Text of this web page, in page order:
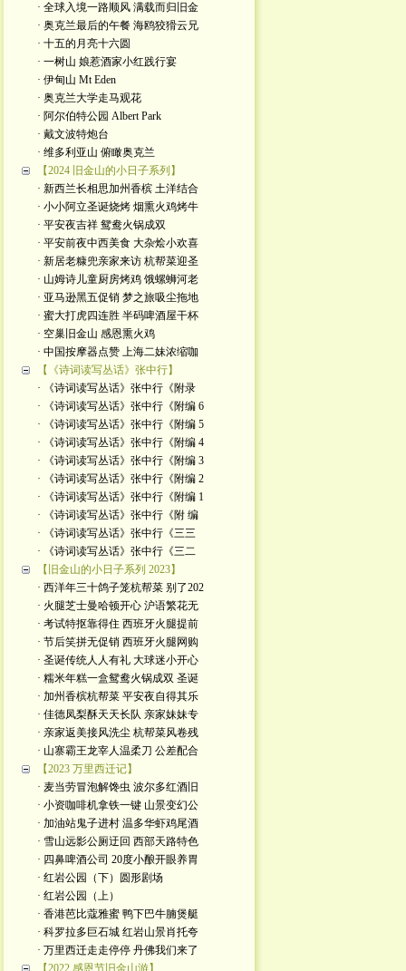
· 全球入境一路顺风 满载而归旧金
· 奥克兰最后的午餐 海鸥狡猾云兄
· 十五的月亮十六圆
· 一树山 娘惹酒家小红践行宴
· 伊甸山 Mt Eden
· 奥克兰大学走马观花
· 阿尔伯特公园 Albert Park
· 戴文波特炮台
· 维多利亚山 俯瞰奥克兰
【2024 旧金山的小日子系列】
· 新西兰长相思加州香槟 土洋结合
· 小小阿立圣诞烧烤 烟熏火鸡烤牛
· 平安夜吉祥 鸳鸯火锅成双
· 平安前夜中西美食 大杂烩小欢喜
· 新居老糠兜亲家来访 杭帮菜迎圣
· 山姆诗儿童厨房烤鸡 饿螺蛳河老
· 亚马逊黑五促销 梦之旅吸尘拖地
· 蜜大打虎四连胜 半码啤酒屋干杯
· 空巢旧金山 感恩熏火鸡
· 中国按摩器点赞 上海二妹浓缩咖
【《诗词读写丛话》张中行】
· 《诗词读写丛话》张中行《附录
· 《诗词读写丛话》张中行《附编 6
· 《诗词读写丛话》张中行《附编 5
· 《诗词读写丛话》张中行《附编 4
· 《诗词读写丛话》张中行《附编 3
· 《诗词读写丛话》张中行《附编 2
· 《诗词读写丛话》张中行《附编 1
· 《诗词读写丛话》张中行《附 编
· 《诗词读写丛话》张中行《三三
· 《诗词读写丛话》张中行《三二
【旧金山的小日子系列 2023】
· 西洋年三十鸽子笼杭帮菜 别了202
· 火腿芝士曼哈顿开心 沪语繁花无
· 考试特抠靠得住 西班牙火腿提前
· 节后笑拼无促销 西班牙火腿网购
· 圣诞传统人人有礼 大球迷小开心
· 糯米年糕一盒鸳鸯火锅成双 圣诞
· 加州香槟杭帮菜 平安夜自得其乐
· 佳德凤梨酥天天长队 亲家妹妹专
· 亲家返美接风洗尘 杭帮菜风卷残
· 山寨霸王龙宰人温柔刀 公差配合
【2023 万里西迁记】
· 麦当劳冒泡解馋虫 波尔多红酒旧
· 小资咖啡机拿铁一键 山景变幻公
· 加油站鬼子进村 温多华虾鸡尾酒
· 雪山远影公厕迂回 西部天路特色
· 四鼻啤酒公司 20度小酿开眼养胃
· 红岩公园（下）圆形剧场
· 红岩公园（上）
· 香港芭比蔻雅蜜 鸭下巴牛腩煲艇
· 科罗拉多巨石城 红岩山景肖托夸
· 万里西迁走走停停 丹佛我们来了
【2022 感恩节旧金山游】